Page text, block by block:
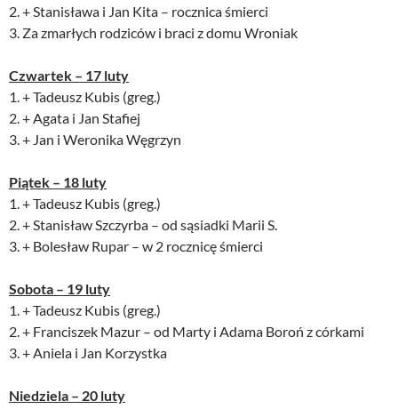
2. + Stanisława i Jan Kita – rocznica śmierci
3. Za zmarłych rodziców i braci z domu Wroniak
Czwartek – 17 luty
1. + Tadeusz Kubis (greg.)
2. + Agata i Jan Stafiej
3. + Jan i Weronika Węgrzyn
Piątek – 18 luty
1. + Tadeusz Kubis (greg.)
2. + Stanisław Szczyrba – od sąsiadki Marii S.
3. + Bolesław Rupar – w 2 rocznicę śmierci
Sobota – 19 luty
1. + Tadeusz Kubis (greg.)
2. + Franciszek Mazur – od Marty i Adama Boroń z córkami
3. + Aniela i Jan Korzystka
Niedziela – 20 luty